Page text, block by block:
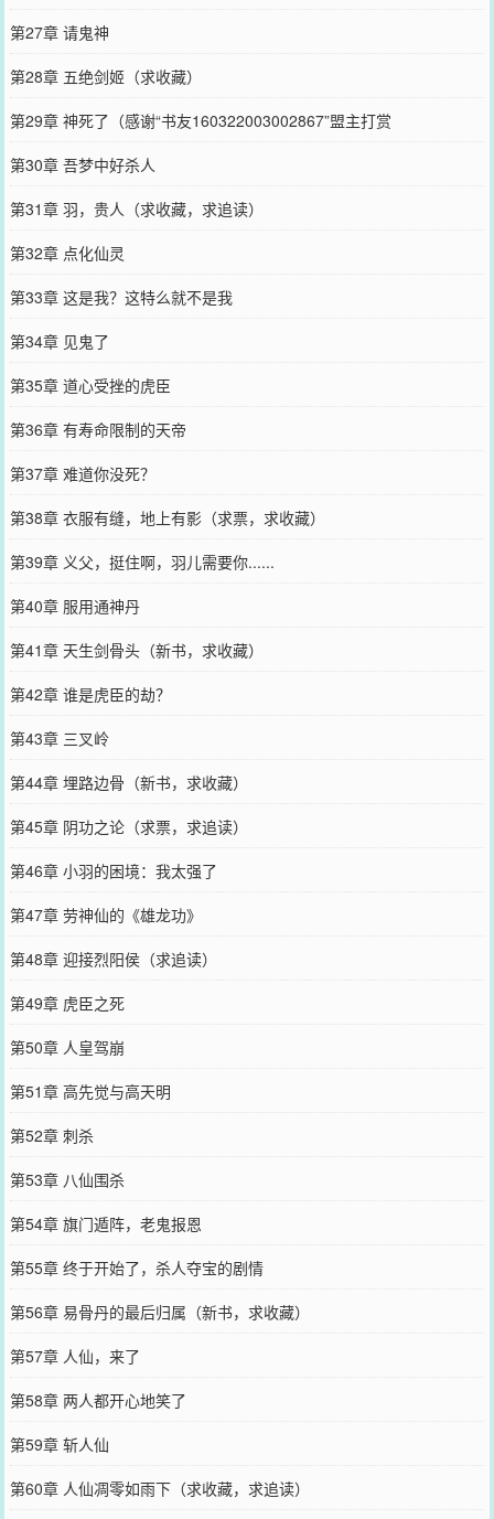
第27章 请鬼神
第28章 五绝剑姬（求收藏）
第29章 神死了（感谢“书友160322003002867”盟主打赏
第30章 吾梦中好杀人
第31章 羽，贵人（求收藏，求追读）
第32章 点化仙灵
第33章 这是我？这特么就不是我
第34章 见鬼了
第35章 道心受挫的虎臣
第36章 有寿命限制的天帝
第37章 难道你没死？
第38章 衣服有缝，地上有影（求票，求收藏）
第39章 义父，挺住啊，羽儿需要你......
第40章 服用通神丹
第41章 天生剑骨头（新书，求收藏）
第42章 谁是虎臣的劫？
第43章 三叉岭
第44章 埋路边骨（新书，求收藏）
第45章 阴功之论（求票，求追读）
第46章 小羽的困境：我太强了
第47章 劳神仙的《雄龙功》
第48章 迎接烈阳侯（求追读）
第49章 虎臣之死
第50章 人皇驾崩
第51章 高先觉与高天明
第52章 刺杀
第53章 八仙围杀
第54章 旗门遁阵，老鬼报恩
第55章 终于开始了，杀人夺宝的剧情
第56章 易骨丹的最后归属（新书，求收藏）
第57章 人仙，来了
第58章 两人都开心地笑了
第59章 斩人仙
第60章 人仙凋零如雨下（求收藏，求追读）